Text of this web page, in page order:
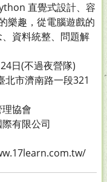
直覺式設計、容
樂趣，從電腦遊戲的
資料統整、問題解
日(不過夜營隊)
北市濟南路一段321
協會
有限公司